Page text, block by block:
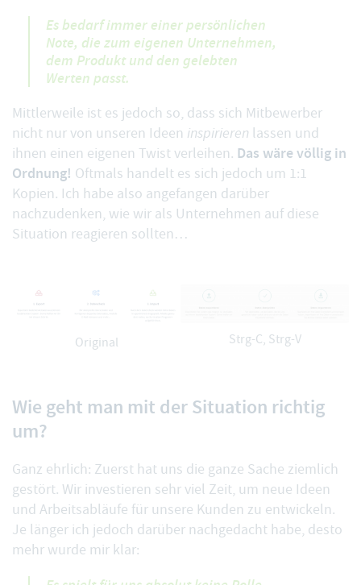
Es bedarf immer einer persönlichen
Note, die zum eigenen Unternehmen,
dem Produkt und den gelebten
Werten passt.
Mittlerweile ist es jedoch so, dass sich Mitbewerber
nicht nur von unseren Ideen inspirieren lassen und
ihnen einen eigenen Twist verleihen. Das wäre völlig in
Ordnung! Oftmals handelt es sich jedoch um 1:1
Kopien. Ich habe also angefangen darüber
nachzudenken, wie wir als Unternehmen auf diese
Situation reagieren sollten…
Original Strg-C, Strg-V
Wie geht man mit der Situation richtig
um?
Ganz ehrlich: Zuerst hat uns die ganze Sache ziemlich
gestört. Wir investieren sehr viel Zeit, um neue Ideen
und Arbeitsabläufe für unsere Kunden zu entwickeln.
Je länger ich jedoch darüber nachgedacht habe, desto
mehr wurde mir klar: